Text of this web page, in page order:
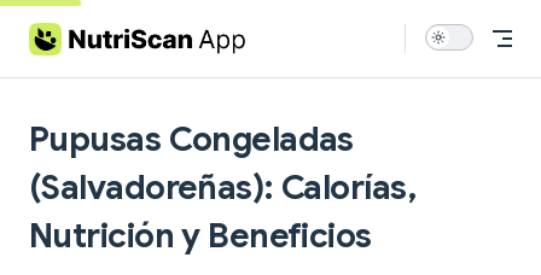
Skip to content
Pupusas Congeladas
(Salvadoreñas): Calorías,
Nutrición y Beneficios